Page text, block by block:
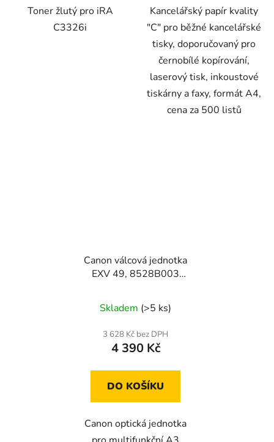
Toner žlutý pro iRA
C3326i
Kancelářský papír kvality
"C" pro běžné kancelářské
tisky, doporučovaný pro
černobílé kopírování,
laserový tisk, inkoustové
tiskárny a faxy, formát A4,
cena za 500 listů
Canon válcová jednotka
EXV 49, 8528B003
Skladem (>5 ks)
3 628 Kč bez DPH
4 390 Kč
DO KOŠÍKU
Canon optická jednotka